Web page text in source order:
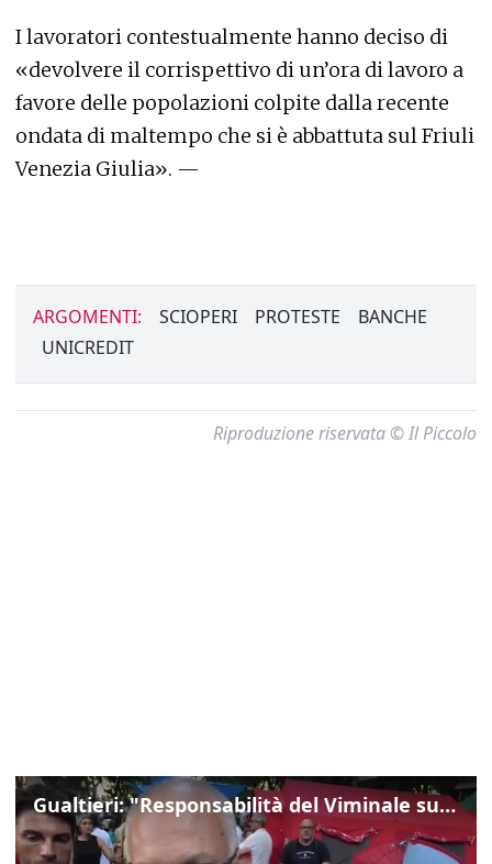
I lavoratori contestualmente hanno deciso di
«devolvere il corrispettivo di un’ora di lavoro a
favore delle popolazioni colpite dalla recente
ondata di maltempo che si è abbattuta sul Friuli
Venezia Giulia». —
ARGOMENTI: SCIOPERI PROTESTE
BANCHE
UNICREDIT
Riproduzione riservata © Il Piccolo
Gualtieri: "Responsabilità del Viminale su Spin Time? La posizione dei partiti è nota"